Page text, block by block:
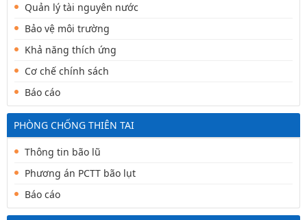
Quản lý tài nguyên nước
Bảo vệ môi trường
Khả năng thích ứng
Cơ chế chính sách
Báo cáo
PHÒNG CHỐNG THIÊN TAI
Thông tin bão lũ
Phương án PCTT bão lụt
Báo cáo